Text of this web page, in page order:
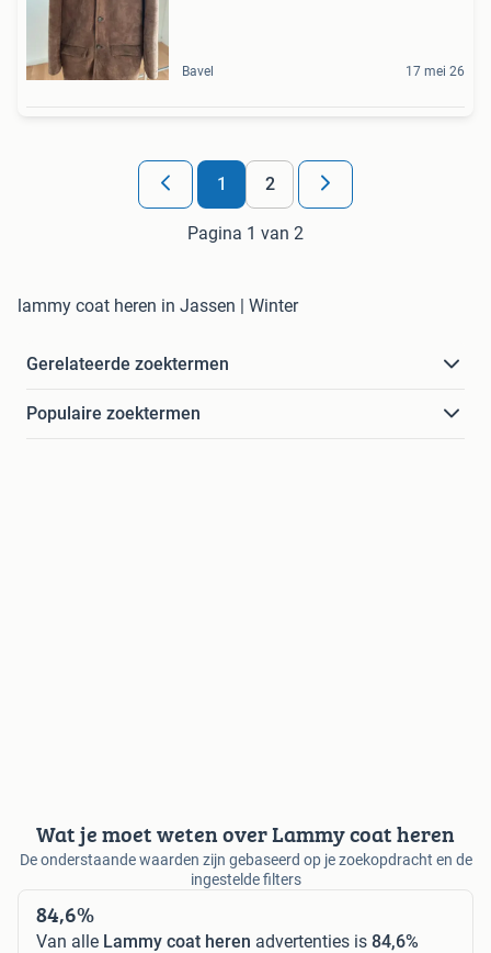
Bavel 17 mei 26
1 2
Pagina 1 van 2
lammy coat heren in Jassen | Winter
Gerelateerde zoektermen
Populaire zoektermen
Wat je moet weten over Lammy coat heren
De onderstaande waarden zijn gebaseerd op je zoekopdracht en de
ingestelde filters
84,6%
Van alle Lammy coat heren advertenties is 84,6%